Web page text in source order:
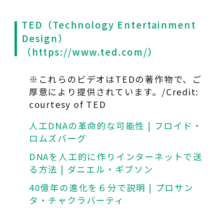
TED（Technology Entertainment
Design）
（https://www.ted.com/）
※これらのビデオはTEDの著作物で、ご
厚意により提供されています。/Credit:
courtesy of TED
人工DNAの革命的な可能性 | フロイド・
ロムズバーグ
DNAを人工的に作りインターネットで送
る方法 | ダニエル・ギブソン
40億年の進化を６分で説明 | プロサン
タ・チャクラバーティ